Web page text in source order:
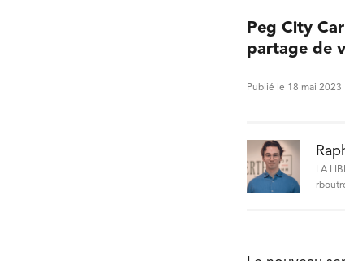
Peg City
partage de
Publié le 18 mai 2023
LA